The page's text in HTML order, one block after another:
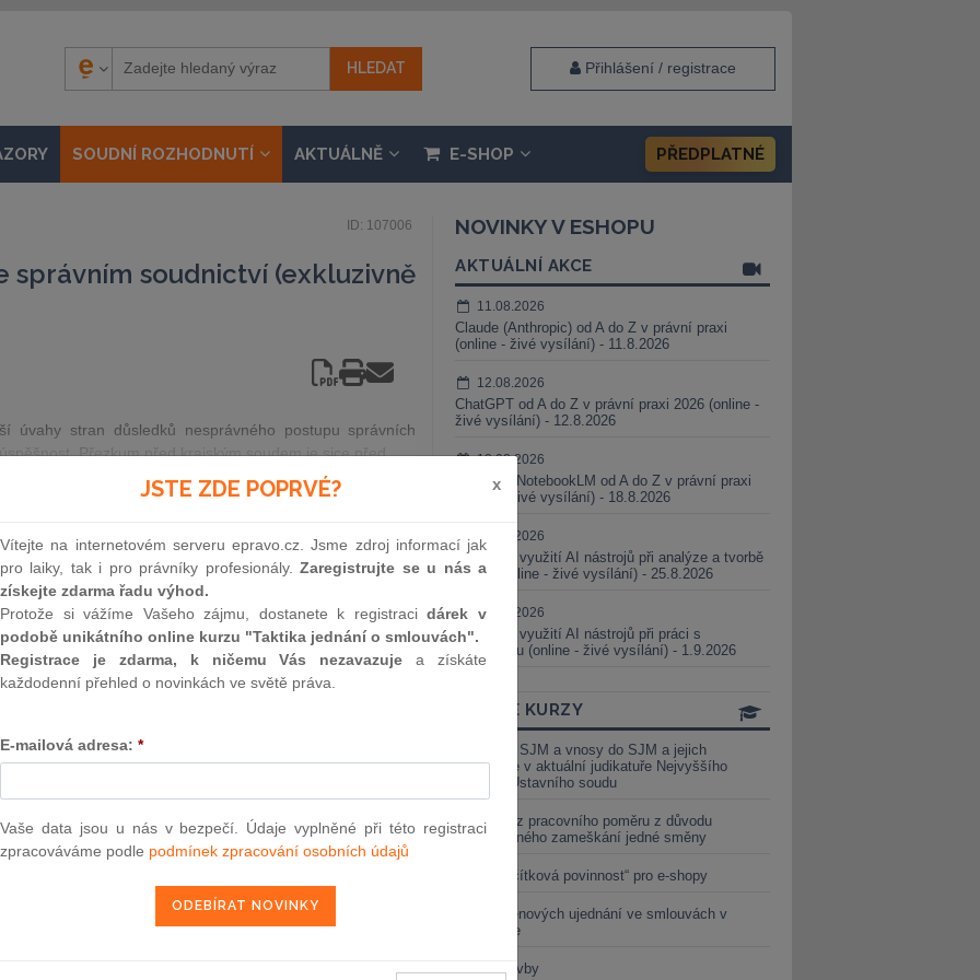
Přihlášení / registrace
SOUDNÍ ROZHODNUTÍ AKTUÁLNĚ E-SHOP PŘEDPLATNÉ
ID: 107006
správním soudnictví (exkluzivně
úvahy stran důsledků nesprávného postupu správních
Přezkum před krajským soudem je sice před
tento aktuální judikát?
naše služba „ Monitoring judikatury
jsou určené pouze předplatitelům a nejsou přístupné
veřejně.
informací navštivte náš
předplatné -přihlásit se
NOVINKY V ESHOPU
AKTUÁLNÍ AKCE
11.08.2026
Claude (Anthropic) od A do Z v právní praxi
(online - živé vysílání) - 11.8.2026
12.08.2026
ChatGPT od A do Z v právní praxi 2026 (online -
živé vysílání) - 12.8.2026
18.08.2026
Gemini a NotebookLM od A do Z v právní praxi
(online - živé vysílání) - 18.8.2026
25.08.2026
Praktické využití AI nástrojů při analýze a tvorbě
smluv (online - živé vysílání) - 25.8.2026
01.09.2026
Praktické využití AI nástrojů při práci s
judikaturou (online - živé vysílání) - 1.9.2026
ONLINE KURZY
Vnosy ze SJM a vnosy do SJM a jejich
valorizace v aktuální judikatuře Nejvyššího
soudu a Ústavního soudu
Výpověď z pracovního poměru z důvodu
neomluveného zameškání jedné směny
Nová „tlačítková povinnost“ pro e-shopy
Změna cenových ujednání ve smlouvách v
energetice
Černé stavby
JSTE ZDE POPRVÉ? x
Vítejte na internetovém serveru epravo.cz. Jsme zdroj informací jak
pro laiky, tak i pro právníky profesionály.Zaregistrujte se u nás a
získejte zdarma řadu výhod.
Protože si vážíme Vašeho zájmu, dostanete k registracidárek v
podobě unikátního online kurzu "Taktika jednání o smlouvách".
Registrace je zdarma, k ničemu Vás nezavazuje a získáte
každodenní přehled o novinkách ve světě práva.
E-mailová adresa: *
Vaše data jsou u nás v bezpečí. Údaje vyplněné při této registraci
zpracováváme podle podmínek zpracování osobních údajů